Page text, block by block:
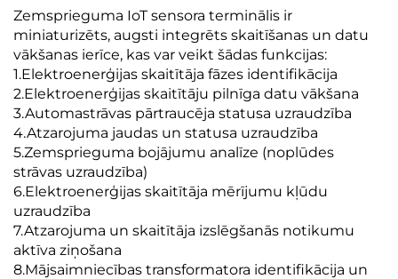
Zemsprieguma IoT sensora terminālis ir
miniaturizēts, augsti integrēts skaitīšanas un datu
vākšanas ierīce, kas var veikt šādas funkcijas:
1.Elektroenerģijas skaitītāja fāzes identifikācija
2.Elektroenerģijas skaitītāju pilnīga datu vākšana
3.Automastrāvas pārtraucēja statusa uzraudzība
4.Atzarojuma jaudas un statusa uzraudzība
5.Zemsprieguma bojājumu analīze (noplūdes
strāvas uzraudzība)
6.Elektroenerģijas skaitītāja mērījumu kļūdu
uzraudzība
7.Atzarojuma un skaitītāja izslēgšanās notikumu
aktīva ziņošana
8.Mājsaimniecības transformatora identifikācija un